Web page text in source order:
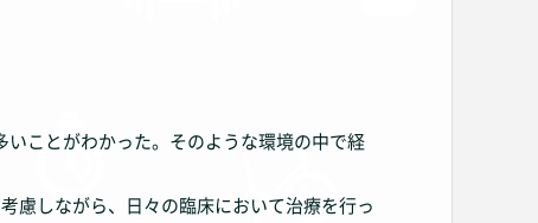
ことがわかった。そのような環境の中で経
慮しながら、日々の臨床において治療を行っ